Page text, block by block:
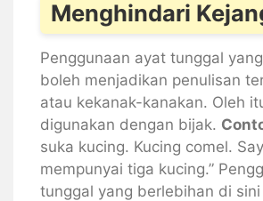
Menghindari
Penggunaan ayat tunggal
boleh menjadikan penulisan
atau kekanak-kanakan. Oleh
digunakan dengan bijak.
suka kucing. Kucing comel.
mempunyai tiga kucing.”
tunggal yang berlebihan di